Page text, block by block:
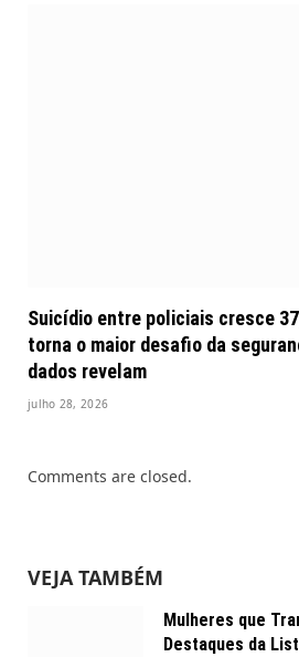
Suicídio entre policiais cresce
torna o maior desafio da
dados revelam
julho 28, 2026
Comments are closed.
VEJA TAMBÉM
Mulheres que
Destaques da